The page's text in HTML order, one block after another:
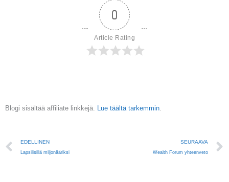
0
Article Rating
Blogi sisältää affiliate linkkejä. Lue täältä tarkemmin.
Prev
EDELLINEN
Lapsilisillä miljonääriksi
SEURAAVA
Wealth Forum yhteenveto